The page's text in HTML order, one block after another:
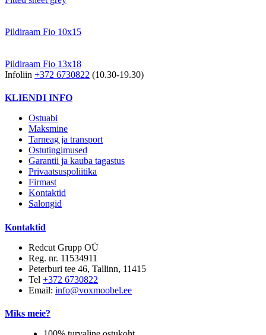
Pildiraam Fio 10x15
Pildiraam Fio 13x18
Infoliin +372 6730822 (10.30-19.30)
KLIENDI INFO
Ostuabi
Maksmine
Tarneag ja transport
Ostutingimused
Garantii ja kauba tagastus
Privaatsuspoliitika
Firmast
Kontaktid
Salongid
Kontaktid
Redcut Grupp OÜ
Reg. nr. 11534911
Peterburi tee 46, Tallinn, 11415
Tel +372 6730822
Email: info@voxmoobel.ee
Miks meie?